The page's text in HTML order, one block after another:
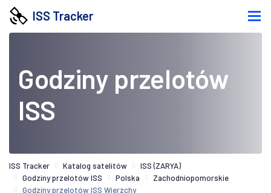
ISS Tracker
Godziny przelotów
ISS
ISS Tracker Katalog satelitów
ISS (ZARYA)
Godziny przelotów ISS
Polska
Zachodniopomorskie
Godziny przelotów ISS Wierzchy